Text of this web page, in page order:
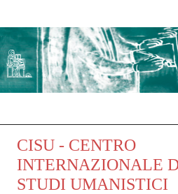
CISU - CENTRO
INTERNAZIONALE
STUDI UMANISTICI